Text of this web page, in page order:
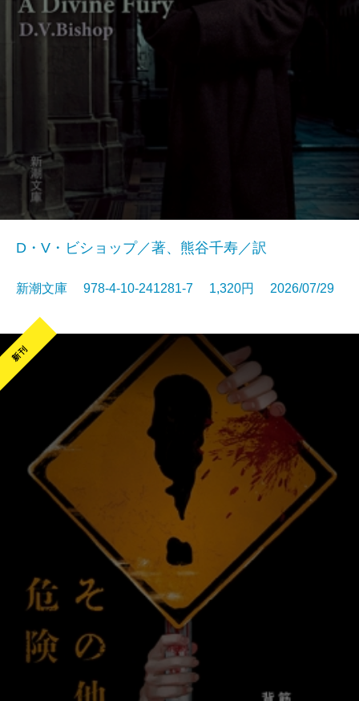
D・V・ビショップ／著、熊谷千寿／訳
新潮文庫 978-4-10-241281-7 1,320円 2026/07/29
新刊